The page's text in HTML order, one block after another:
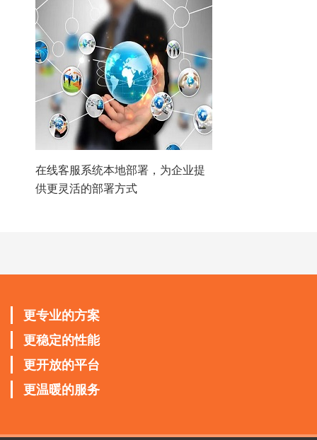
在线客服系统本地部署，为企业提
供更灵活的部署方式
更专业的方案
更稳定的性能
更开放的平台
更温暖的服务